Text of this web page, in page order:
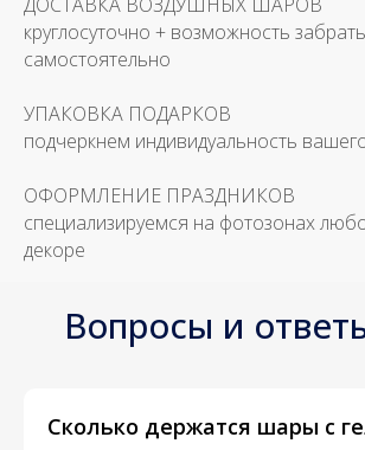
круглосуточно + возможность забрать
самостоятельно
УПАКОВКА ПОДАРКОВ
подчеркнем индивидуальность
ОФОРМЛЕНИЕ ПРАЗДНИКОВ
специализируемся на фотозонах
декоре
Вопросы и
Сколько держатся шары с